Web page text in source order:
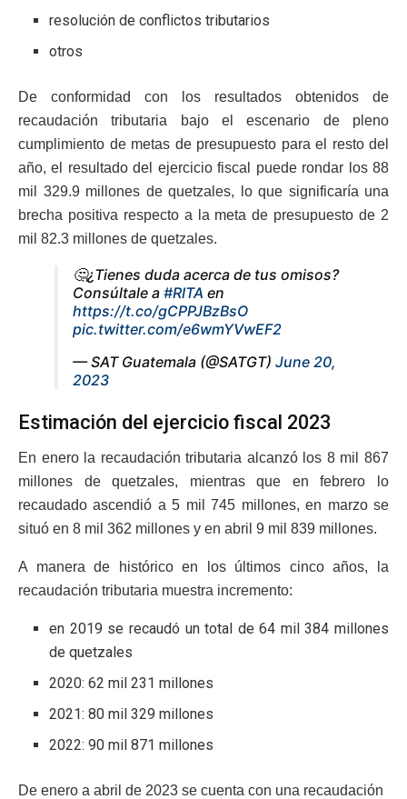
resolución de conflictos tributarios
otros
De conformidad con los resultados obtenidos de
recaudación tributaria bajo el escenario de pleno
cumplimiento de metas de presupuesto para el resto del
año, el resultado del ejercicio fiscal puede rondar los 88
mil 329.9 millones de quetzales, lo que significaría una
brecha positiva respecto a la meta de presupuesto de 2
mil 82.3 millones de quetzales.
🤔¿Tienes duda acerca de tus omisos?
Consúltale a #RITA en
https://t.co/gCPPJBzBsO
pic.twitter.com/e6wmYVwEF2
— SAT Guatemala (@SATGT) June 20,
2023
Estimación del ejercicio fiscal 2023
En enero la recaudación tributaria alcanzó los 8 mil 867
millones de quetzales, mientras que en febrero lo
recaudado ascendió a 5 mil 745 millones, en marzo se
situó en 8 mil 362 millones y en abril 9 mil 839 millones.
A manera de histórico en los últimos cinco años, la
recaudación tributaria muestra incremento:
en 2019 se recaudó un total de 64 mil 384 millones
de quetzales
2020: 62 mil 231 millones
2021: 80 mil 329 millones
2022: 90 mil 871 millones
De enero a abril de 2023 se cuenta con una recaudación